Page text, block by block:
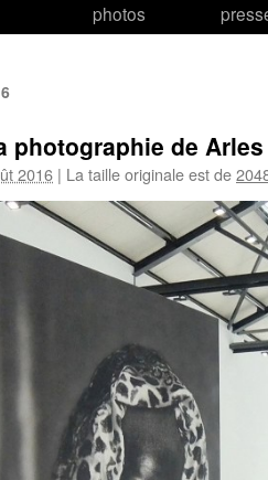
photos
photographie de Arles
2016 | La taille originale est de